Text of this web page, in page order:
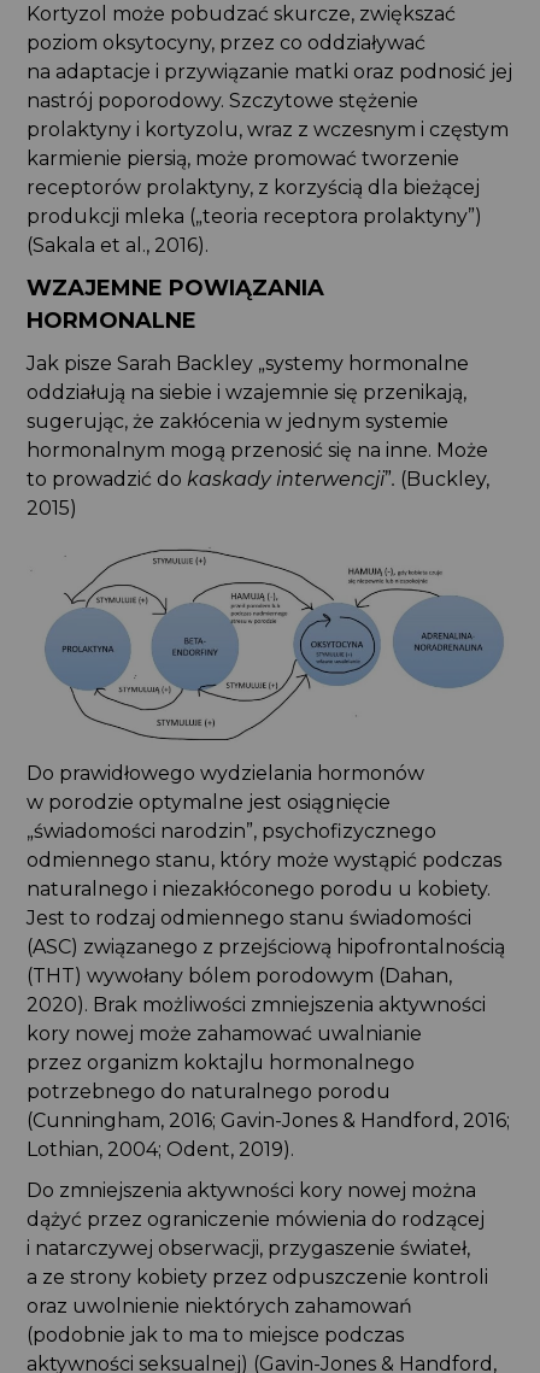
Kortyzol może pobudzać skurcze, zwiększać
poziom oksytocyny, przez co oddziaływać
na adaptacje i przywiązanie matki oraz podnosić jej
nastrój poporodowy. Szczytowe stężenie
prolaktyny i kortyzolu, wraz z wczesnym i częstym
karmienie piersią, może promować tworzenie
receptorów prolaktyny, z korzyścią dla bieżącej
produkcji mleka („teoria receptora prolaktyny”)
(Sakala et al., 2016).
WZAJEMNE POWIĄZANIA
HORMONALNE
Jak pisze Sarah Backley „systemy hormonalne
oddziałują na siebie i wzajemnie się przenikają,
sugerując, że zakłócenia w jednym systemie
hormonalnym mogą przenosić się na inne. Może
to prowadzić do kaskady interwencji”. (Buckley,
2015)
Do prawidłowego wydzielania hormonów
w porodzie optymalne jest osiągnięcie
„świadomości narodzin”, psychofizycznego
odmiennego stanu, który może wystąpić podczas
naturalnego i niezakłóconego porodu u kobiety.
Jest to rodzaj odmiennego stanu świadomości
(ASC) związanego z przejściową hipofrontalnością
(THT) wywołany bólem porodowym (Dahan,
2020). Brak możliwości zmniejszenia aktywności
kory nowej może zahamować uwalnianie
przez organizm koktajlu hormonalnego
potrzebnego do naturalnego porodu
(Cunningham, 2016; Gavin-Jones & Handford, 2016;
Lothian, 2004; Odent, 2019).
Do zmniejszenia aktywności kory nowej można
dążyć przez ograniczenie mówienia do rodzącej
i natarczywej obserwacji, przygaszenie świateł,
a ze strony kobiety przez odpuszczenie kontroli
oraz uwolnienie niektórych zahamowań
(podobnie jak to ma to miejsce podczas
aktywności seksualnej) (Gavin-Jones & Handford,